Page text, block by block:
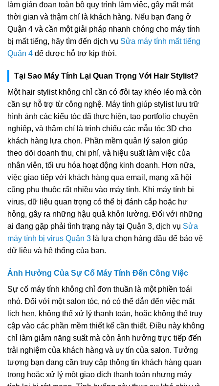
làm gián đoạn toàn bộ quy trình làm việc, gây mất mát
thời gian và thậm chí là khách hàng. Nếu bạn đang ở
Quận 4 và cần một giải pháp nhanh chóng cho máy tính
bị mất tiếng, hãy tìm đến dịch vụ Sửa máy tính mất tiếng
Quận 4 để được hỗ trợ kịp thời.
Tại Sao Máy Tính Lại Quan Trọng Với Hair Stylist?
Một hair stylist không chỉ cần có đôi tay khéo léo mà còn
cần sự hỗ trợ từ công nghệ. Máy tính giúp stylist lưu trữ
hình ảnh các kiểu tóc đã thực hiện, tạo portfolio chuyên
nghiệp, và thậm chí là trình chiếu các mẫu tóc 3D cho
khách hàng lựa chọn. Phần mềm quản lý salon giúp
theo dõi doanh thu, chi phí, và hiệu suất làm việc của
nhân viên, tối ưu hóa hoạt động kinh doanh. Hơn nữa,
việc giao tiếp với khách hàng qua email, mạng xã hội
cũng phụ thuộc rất nhiều vào máy tính. Khi máy tính bị
virus, dữ liệu quan trọng có thể bị đánh cắp hoặc hư
hỏng, gây ra những hậu quả khôn lường. Đối với những
ai đang gặp phải tình trạng này tại Quận 3, dịch vụ Sửa
máy tính bị virus Quận 3 là lựa chọn hàng đầu để bảo vệ
dữ liệu và hệ thống của bạn.
Ảnh Hưởng Của Sự Cố Máy Tính Đến Công Việc
Sự cố máy tính không chỉ đơn thuần là một phiền toái
nhỏ. Đối với một salon tóc, nó có thể dẫn đến việc mất
lịch hẹn, không thể xử lý thanh toán, hoặc không thể truy
cập vào các phần mềm thiết kế cần thiết. Điều này không
chỉ làm giảm năng suất mà còn ảnh hưởng trực tiếp đến
trải nghiệm của khách hàng và uy tín của salon. Tưởng
tượng bạn đang cần truy cập thông tin khách hàng quan
trọng hoặc xử lý một giao dịch thanh toán nhưng máy